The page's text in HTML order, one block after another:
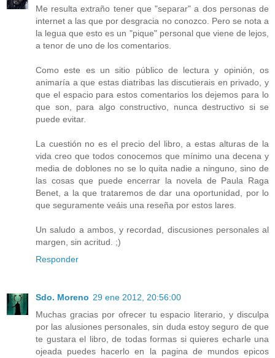
Me resulta extraño tener que "separar" a dos personas de
internet a las que por desgracia no conozco. Pero se nota a
la legua que esto es un "pique" personal que viene de lejos,
a tenor de uno de los comentarios.
Como este es un sitio público de lectura y opinión, os
animaría a que estas diatribas las discutierais en privado, y
que el espacio para estos comentarios los dejemos para lo
que son, para algo constructivo, nunca destructivo si se
puede evitar.
La cuestión no es el precio del libro, a estas alturas de la
vida creo que todos conocemos que mínimo una decena y
media de doblones no se lo quita nadie a ninguno, sino de
las cosas que puede encerrar la novela de Paula Raga
Benet, a la que trataremos de dar una oportunidad, por lo
que seguramente veáis una reseña por estos lares.
Un saludo a ambos, y recordad, discusiones personales al
margen, sin acritud. ;)
Responder
Sdo. Moreno 29 ene 2012, 20:56:00
Muchas gracias por ofrecer tu espacio literario, y disculpa
por las alusiones personales, sin duda estoy seguro de que
te gustara el libro, de todas formas si quieres echarle una
ojeada puedes hacerlo en la pagina de mundos epicos